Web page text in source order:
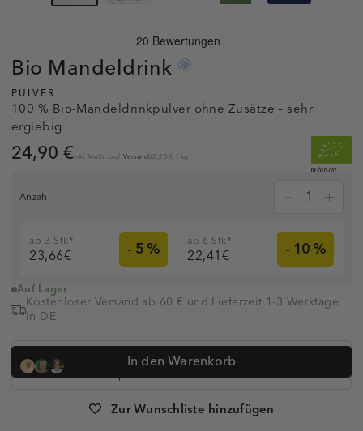
Bio Mandeldrink
PULVER
100 % Bio-Mandeldrinkpulver ohne Zusätze – sehr
ergiebig
24,90 € inkl. MwSt. zzgl. Versand62,25 € / kg
Anzahl
ab 3 Stk*
23,66€ - 5 % ab 6 Stk*
22,41€ - 10 %
Auf Lager
Kostenloser Versand ab 60 € und Lieferzeit 1-3 Werktage
in DE
In den Warenkorb
Zur Wunschliste hinzufügen
Dr. med. Simon Feldhaus, Heilpraktikerin Anna Koop, Dr.
Anne-Kathrin Huge undüber 320.000 Kunden vertrauen auf
Lebenskraftpur